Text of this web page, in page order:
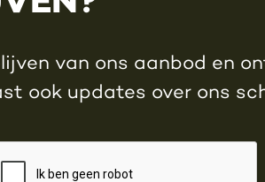
van ons aanbod en
ook updates over ons